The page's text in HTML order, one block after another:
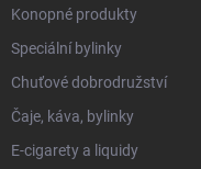
Konopné produkty
Speciální bylinky
Chuťové dobrodružství
Čaje, káva, bylinky
E-cigarety a liquidy